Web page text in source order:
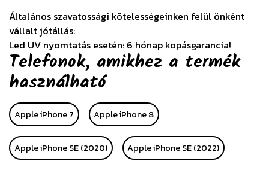
Általános szavatossági kötelességeinken felül önként
vállalt jótállás:
Led UV nyomtatás esetén: 6 hónap kopásgarancia!
Telefonok, amikhez a termék
használható
Apple iPhone 7 Apple iPhone 8
Apple iPhone SE (2020) Apple iPhone SE (2022)